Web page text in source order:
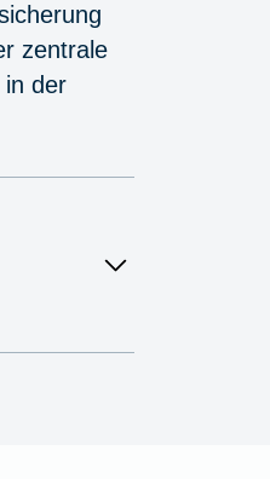
zentrale
in der